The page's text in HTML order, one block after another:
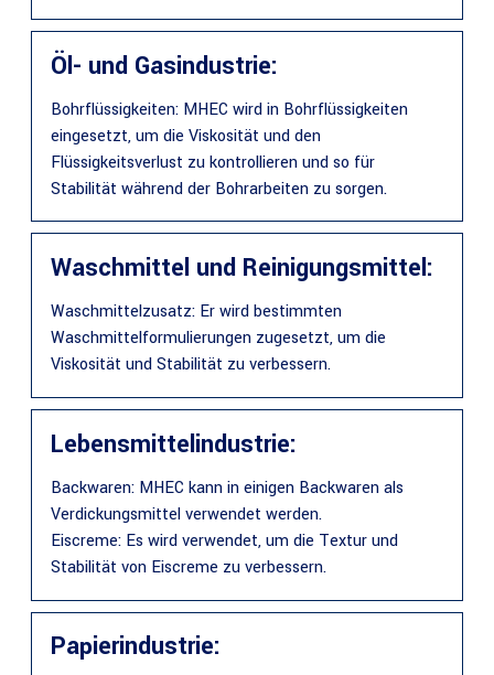
Öl- und Gasindustrie:
Bohrflüssigkeiten: MHEC wird in Bohrflüssigkeiten
eingesetzt, um die Viskosität und den
Flüssigkeitsverlust zu kontrollieren und so für
Stabilität während der Bohrarbeiten zu sorgen.
Waschmittel und Reinigungsmittel:
Waschmittelzusatz: Er wird bestimmten
Waschmittelformulierungen zugesetzt, um die
Viskosität und Stabilität zu verbessern.
Lebensmittelindustrie:
Backwaren: MHEC kann in einigen Backwaren als
Verdickungsmittel verwendet werden.
Eiscreme: Es wird verwendet, um die Textur und
Stabilität von Eiscreme zu verbessern.
Papierindustrie: